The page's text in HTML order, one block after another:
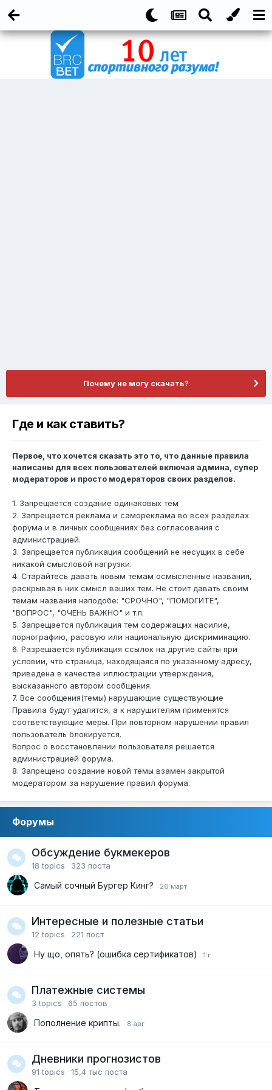
Почему не могу скачать?
Где и как ставить?
Первое, что хочется сказать это то, что данные правила
написаны для всех пользователей включая админа, супер
модераторов и просто модераторов своих разделов.
1. Запрещается создание одинаковых тем
2. Запрещается реклама и самореклама во всех разделах
форума и в личных сообщениях без согласования с
администрацией.
3. Запрещается публикация сообщений не несущих в себе
никакой смысловой нагрузки.
4. Старайтесь давать новым темам осмысленные названия,
раскрывая в них смысл ваших тем. Не стоит давать своим
темам названия наподобе: "СРОЧНО", "ПОМОГИТЕ",
"ВОПРОС", "ОЧЕНЬ ВАЖНО" и т.п.
5. Запрещается публикация тем содержащих насилие,
порнографию, расовую или национальную дискриминацию.
6. Разрешается публикация ссылок на другие сайты при
условии, что страница, находящаяся по указанному адресу,
приведена в качестве иллюстрации утверждения,
высказанного автором сообщения.
7. Все сообщения(темы) нарушающие существующие
Правила будут удалятся, а к нарушителям применятся
соответствующие меры. При повторном нарушении правил
пользователь блокируется.
Вопрос о восстановлении пользователя решается
администрацией форума.
8. Запрещено создание новой темы взамен закрытой
модератором за нарушение правил форума.
Форумы
Обсуждение букмекеров
18 topics 323 поста
Самый сочный Бургер Кинг?
Интересные и полезные статьи
12 topics 221 пост
Ну що, опять? (ошибка сертификатов)
Платежные системы
3 topics 65 постов
Пополнение крипты.
Дневники прогнозистов
91 topics 15,4 тыс поста